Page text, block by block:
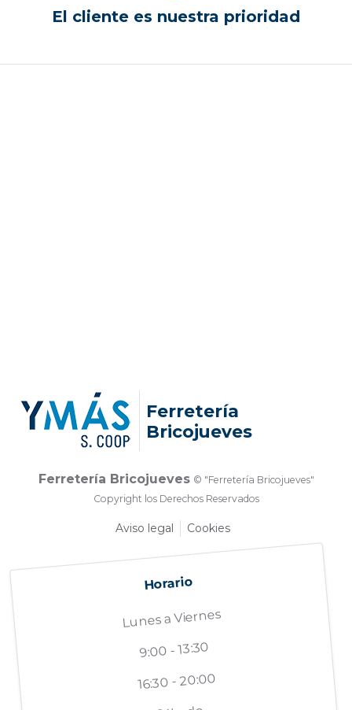
El cliente es nuestra prioridad
Ferretería
Bricojueves
Ferretería Bricojueves © "Ferretería Bricojueves"
Copyright los Derechos Reservados
Aviso legal Cookies
Horario
Lunes a Viernes
9:00 - 13:30
16:30 - 20:00